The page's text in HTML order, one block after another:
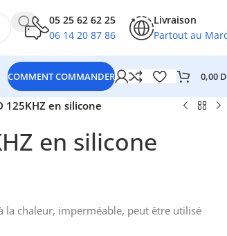
05 25 62 62 25
06 14 20 87 86
Livraison
Partout au
COMMENT COMMANDER 0,00
125KHZ en silicone
en silicone
la chaleur, imperméable, peut être utilisé